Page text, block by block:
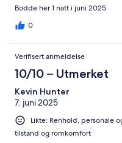
Bodde her 1 natt i juni 2025
0
Verifisert anmeldelse
10/10 – Utmerket
Kevin Hunter
7. juni 2025
Likte: Renhold, personale
tilstand og romkomfort